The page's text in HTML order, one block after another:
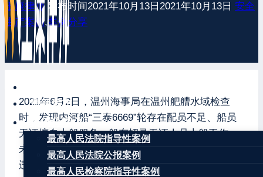
最新发布
案例分享
最高人民法院指导性案例
最高人民法院公报案例
最高人民检察院指导性案例
王康律师 发布时间2021年10月13日 2021年10月13日 安全
生产案例,案例分享
2021年6月2日，温州海事局在温州舥艚水域检查
时，发现内河船“三泰6669”轮存在配员不足、船员
无证擅自上船服务、船东招录无证人员上船工作、
未按规定向海洋排放污染物、超过核定航区航行等
违法违章行为。